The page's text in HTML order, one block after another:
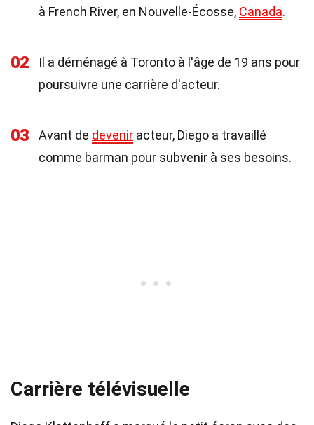
à French River, en Nouvelle-Écosse, Canada.
02
Il a déménagé à Toronto à l'âge de 19 ans pour
poursuivre une carrière d'acteur.
03 Avant de devenir acteur, Diego a travaillé
comme barman pour subvenir à ses besoins.
Carrière télévisuelle